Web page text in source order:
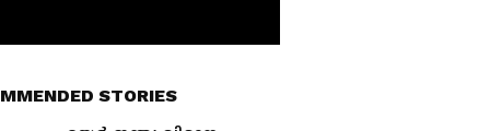
STORIES